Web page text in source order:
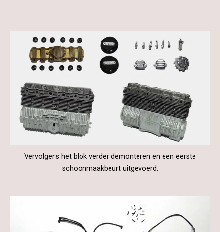
Vervolgens het blok verder demonteren en een eerste
schoonmaakbeurt uitgevoerd.